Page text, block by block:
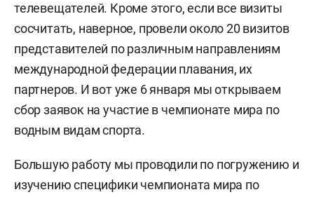
телевещателей. Кроме этого, если все визиты
сосчитать, наверное, провели около 20 визитов
представителей по различным направлениям
международной федерации плавания, их
партнеров. И вот уже 6 января мы открываем
сбор заявок на участие в чемпионате мира по
водным видам спорта.
Большую работу мы проводили по погружению и
изучению специфики чемпионата мира по